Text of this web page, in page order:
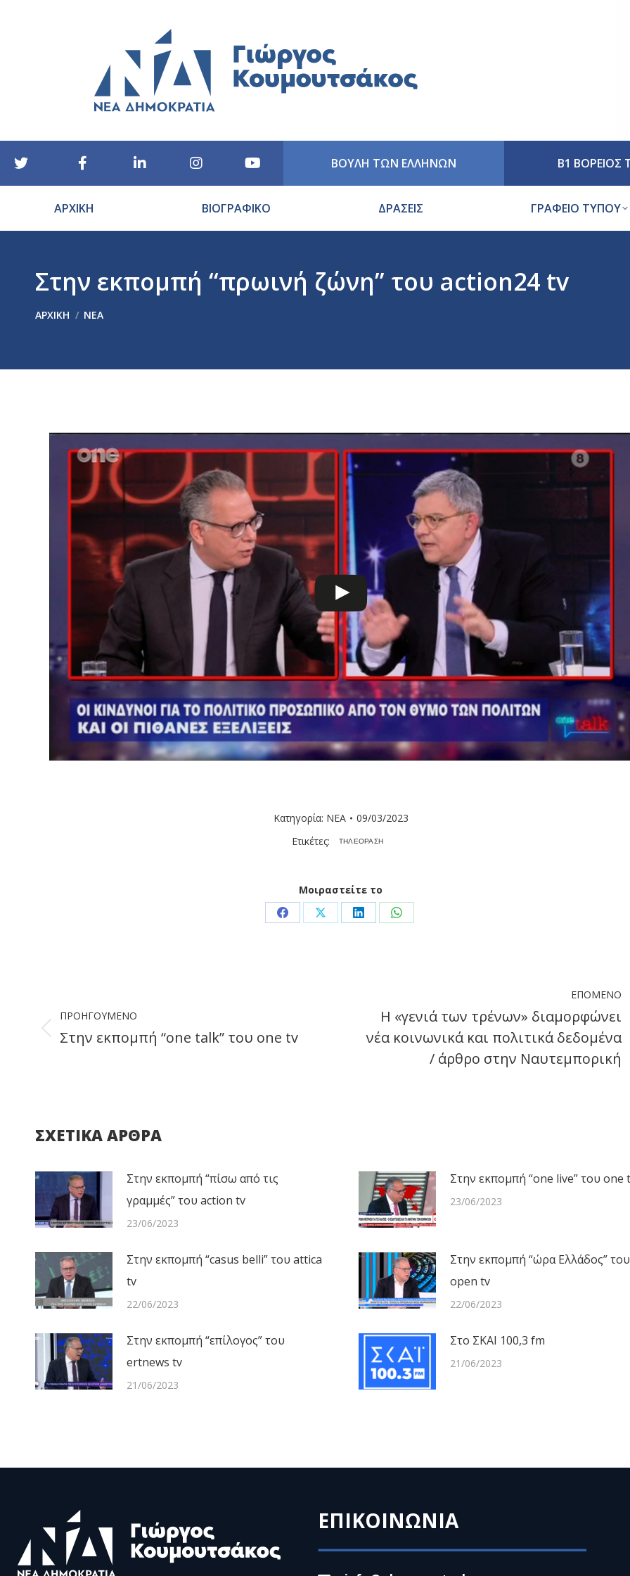
ΒΟΥΛΗ ΤΩΝ ΕΛΛΗΝΩΝ Β1 ΒΟΡΕΙΟΣ
ΑΡΧΙΚΗ ΒΙΟΓΡΑΦΙΚΟ ΔΡΑΣΕΙΣ ΓΡΑΦΕΙΟ ΤΥΠΟΥ
Στην εκπομπή “πρωινή ζώνη” του action24 tv
ΑΡΧΙΚΉ ΝΕΑ
Κατηγορία: ΝΕΑ
09/03/2023
Ετικέτες:
ΤΗΛΕΟΡΑΣΗ
Μοιραστείτε το
Share Share Share Share
navigation
ΠΡΟΗΓΟΎΜΕΝΟ
Previous
Στην εκπομπή “one talk” του one tv
ΕΠΌΜΕΝΟ
Next
Η «γενιά των τρένων» διαμορφώνει
νέα κοινωνικά και πολιτικά δεδομένα
/ άρθρο στην Ναυτεμπορική
ΣΧΕΤΙΚΑ ΑΡΘΡΑ
Στην εκπομπή “πίσω από τις
γραμμές” του action tv
23/06/2023
Στην εκπομπή “one live” του one
23/06/2023
Στην εκπομπή “casus belli” του attica
tv
22/06/2023
Στην εκπομπή “ώρα Ελλάδος” του
open tv
22/06/2023
Στην εκπομπή “επίλογος” του
ertnews tv
21/06/2023
Στο ΣΚΑΙ 100,3 fm
21/06/2023
ΕΠΙΚΟΙΝΩΝΙΑ